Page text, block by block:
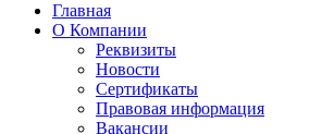
Главная
О Компании
Реквизиты
Новости
Сертификаты
Правовая информация
Вакансии